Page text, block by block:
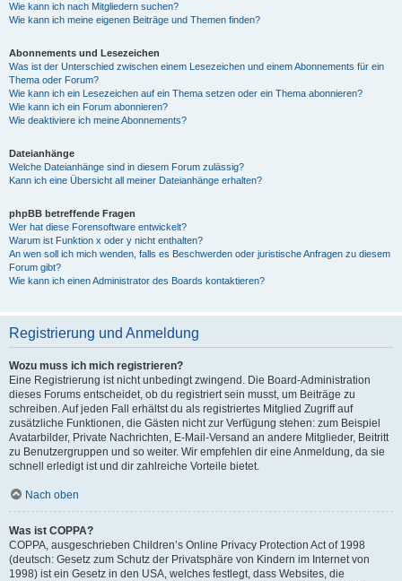
Wie kann ich nach Mitgliedern suchen?
Wie kann ich meine eigenen Beiträge und Themen finden?
Abonnements und Lesezeichen
Was ist der Unterschied zwischen einem Lesezeichen und einem Abonnements für ein
Thema oder Forum?
Wie kann ich ein Lesezeichen auf ein Thema setzen oder ein Thema abonnieren?
Wie kann ich ein Forum abonnieren?
Wie deaktiviere ich meine Abonnements?
Dateianhänge
Welche Dateianhänge sind in diesem Forum zulässig?
Kann ich eine Übersicht all meiner Dateianhänge erhalten?
phpBB betreffende Fragen
Wer hat diese Forensoftware entwickelt?
Warum ist Funktion x oder y nicht enthalten?
An wen soll ich mich wenden, falls es Beschwerden oder juristische Anfragen zu diesem
Forum gibt?
Wie kann ich einen Administrator des Boards kontaktieren?
Registrierung und Anmeldung
Wozu muss ich mich registrieren?
Eine Registrierung ist nicht unbedingt zwingend. Die Board-Administration
dieses Forums entscheidet, ob du registriert sein musst, um Beiträge zu
schreiben. Auf jeden Fall erhältst du als registriertes Mitglied Zugriff auf
zusätzliche Funktionen, die Gästen nicht zur Verfügung stehen: zum Beispiel
Avatarbilder, Private Nachrichten, E-Mail-Versand an andere Mitglieder, Beitritt
zu Benutzergruppen und so weiter. Wir empfehlen dir eine Anmeldung, da sie
schnell erledigt ist und dir zahlreiche Vorteile bietet.
Nach oben
Was ist COPPA?
COPPA, ausgeschrieben Children’s Online Privacy Protection Act of 1998
(deutsch: Gesetz zum Schutz der Privatsphäre von Kindern im Internet von
1998) ist ein Gesetz in den USA, welches festlegt, dass Websites, die